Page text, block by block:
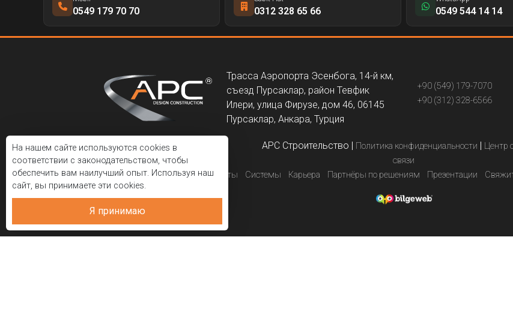
На нашем сайте используются cookies в
соответствии с законодательством, чтобы
обеспечить вам наилучший опыт. Используя наш
сайт, вы принимаете эти cookies.
Я принимаю
0549 179 70 70 0312 328 65 66 0549 544 14 14
Трасса Аэропорта Эсенбога, 14-й км,
съезд Пурсаклар, район Тевфик
Илери, улица Фирузе, дом 46, 06145
Пурсаклар, Анкара, Турция
+90 (549) 179-7070
+90 (312) 328-6566
APC Строительство Политика конфиденциальности
Центр
связи
Корпоративный
Проекты Системы Карьера Партнёры по решениям Презентации